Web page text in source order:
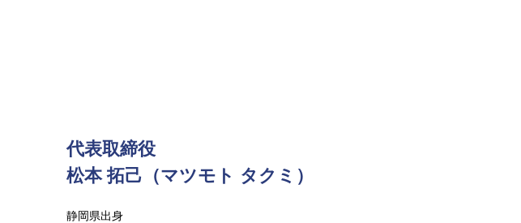
​代表取締役
松本 拓己（マツモト タクミ）
静岡県出身